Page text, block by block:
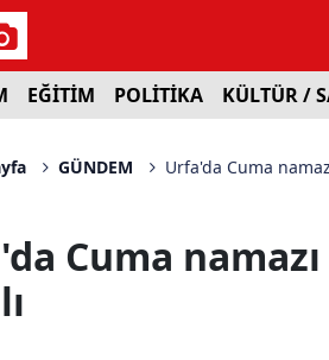
EĞİTİM POLİTİKA KÜLTÜR /
GÜNDEM Urfa'da Cuma
Cuma